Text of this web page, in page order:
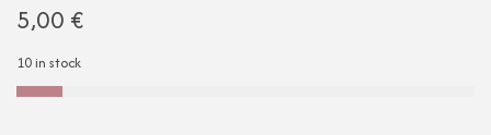
5,00 €
10 in stock